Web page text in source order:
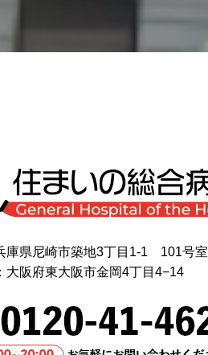
庫県尼崎市築地3丁目1-1 101号室
大阪府東大阪市金岡4丁目4−14